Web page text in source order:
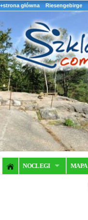
+strona główna Riesengebirge
NOCLEGI MAPA